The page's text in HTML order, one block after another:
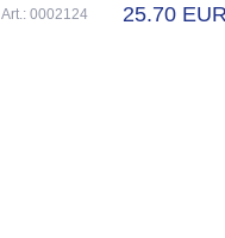
Art.: 0002124 25.70